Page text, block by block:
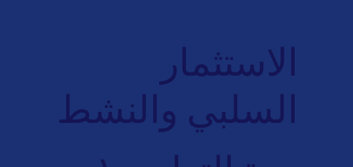
الاستثمار
السلبي والنشط